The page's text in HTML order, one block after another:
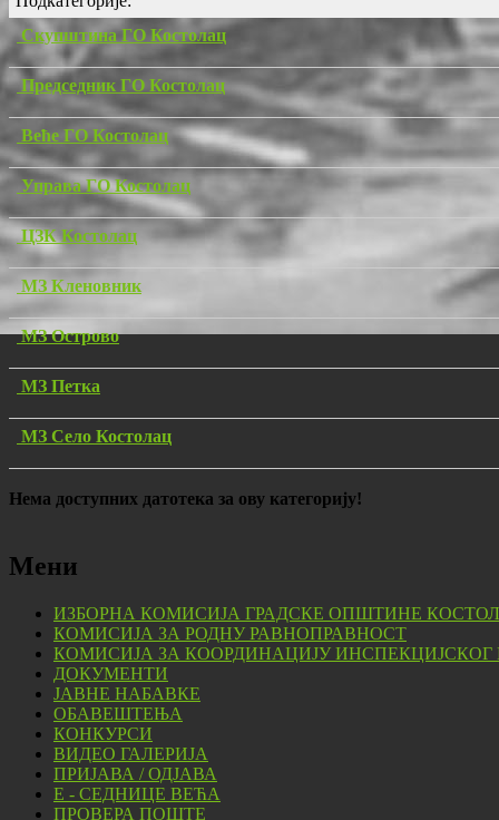
Скупштина ГО Костолац
Председник ГО Костолац
Веће ГО Костолац
Управа ГО Костолац
ЦЗК Костолац
МЗ Кленовник
МЗ Острово
МЗ Петка
МЗ Село Костолац
Нема доступних датотека за ову категорију!
Мени
ИЗБОРНА КОМИСИЈА ГРАДСКЕ ОПШТИНЕ
КОМИСИЈА ЗА РОДНУ РАВНОПРАВНОСТ
КОМИСИЈА ЗА КООРДИНАЦИЈУ ИНСПЕКЦИЈСКОГ
ДОКУМЕНТИ
ЈАВНЕ НАБАВКЕ
ОБАВЕШТЕЊА
КОНКУРСИ
ВИДЕО ГАЛЕРИЈА
ПРИЈАВА / ОДЈАВА
Е - СЕДНИЦЕ ВЕЋА
ПРОВЕРА ПОШТЕ